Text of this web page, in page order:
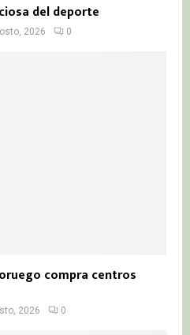
del deporte
2026 0
compra centros
2026 0